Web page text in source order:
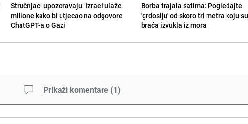
Stručnjaci upozoravaju: Izrael ulaže
milione kako bi utjecao na odgovore
ChatGPT-a o Gazi
Borba trajala satima: Pogledajte
'grdosiju' od skoro tri metra koju su
braća izvukla iz mora
Prikaži komentare (1)